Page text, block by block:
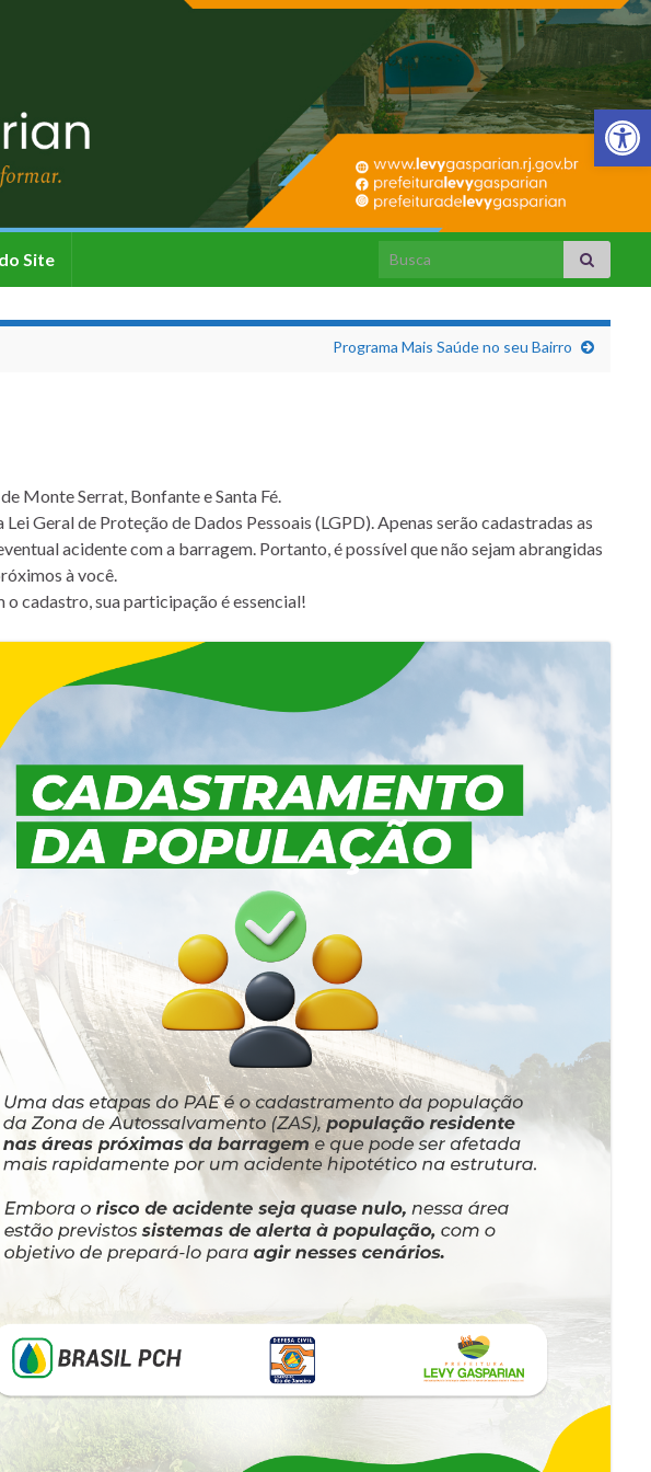
Barra de
Site Search for:
Programa Mais Saúde no seu Bairro
Monte Serrat, Bonfante e Santa Fé.
Geral de Proteção de Dados Pessoais (LGPD). Apenas serão cadastradas as
acidente com a barragem. Portanto, é possível que não sejam abrangidas
à você.
cadastro, sua participação é essencial!